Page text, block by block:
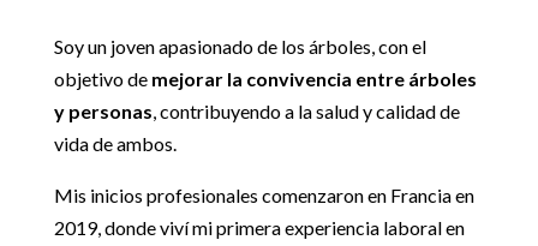
Soy un joven apasionado de los árboles, con el
objetivo de mejorar la convivencia entre árboles
y personas, contribuyendo a la salud y calidad de
vida de ambos.
Mis inicios profesionales comenzaron en Francia en
2019, donde viví mi primera experiencia laboral en